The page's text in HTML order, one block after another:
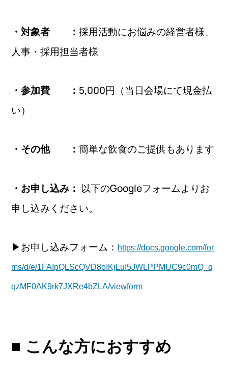
・対象者 ：採用活動にお悩みの経営者様、
人事・採用担当者様
・参加費 ： 5,000円（当日会場にて現金払
い）
・その他 ：簡単な飲食のご提供もあります
・お申し込み： 以下のGoogleフォームよりお
申し込みください。
▶︎お申し込みフォーム： https://docs.google.com/for
ms/d/e/1FAIpQLScQVD8oIKjLuI5JWLPPMUC9c0mQ_q
qzMF0AK9rk7JXRe4bZLA/viewform
■ こんな方におすすめ